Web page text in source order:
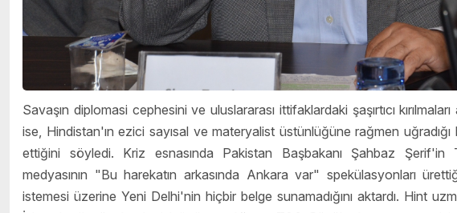
Savaşın diplomasi cephesini ve uluslararası ittifaklardaki şaşırtıcı
ise, Hindistan'ın ezici sayısal ve materyalist üstünlüğüne rağmen
ettiğini söyledi. Kriz esnasında Pakistan Başbakanı Şahbaz Şerif'in
medyasının "Bu harekatın arkasında Ankara var" spekülasyonları
istemesi üzerine Yeni Delhi'nin hiçbir belge sunamadığını aktardı. Hint